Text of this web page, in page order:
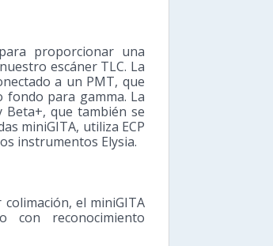
proporcionar una
escáner TLC. La
a un PMT, que
fondo para gamma. La
que también se
miniGITA, utiliza ECP
instrumentos Elysia.
el miniGITA
con reconocimiento